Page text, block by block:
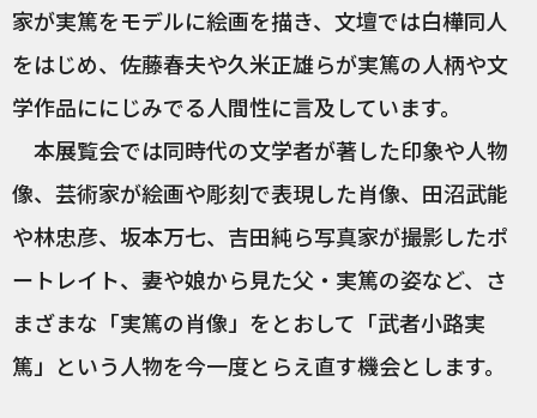
家が実篤をモデルに絵画を描き、文壇では白樺同人
をはじめ、佐藤春夫や久米正雄らが実篤の人柄や文
学作品ににじみでる人間性に言及しています。
本展覧会では同時代の文学者が著した印象や人物
像、芸術家が絵画や彫刻で表現した肖像、田沼武能
や林忠彦、坂本万七、吉田純ら写真家が撮影したポ
ートレイト、妻や娘から見た父・実篤の姿など、さ
まざまな「実篤の肖像」をとおして「武者小路実
篤」という人物を今一度とらえ直す機会とします。